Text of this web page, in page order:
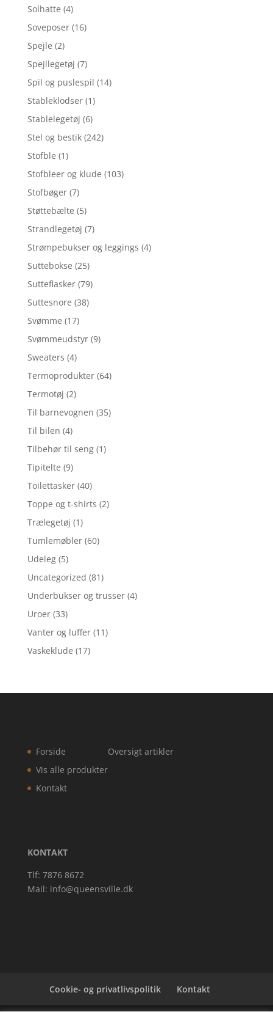
Solhatte (4)
Soveposer (16)
Spejle (2)
Spejllegetøj (7)
Spil og puslespil (14)
Stableklodser (1)
Stablelegetøj (6)
Stel og bestik (242)
Stofble (1)
Stofbleer og klude (103)
Stofbøger (7)
Støttebælte (5)
Strandlegetøj (7)
Strømpebukser og leggings (4)
Suttebokse (25)
Sutteflasker (79)
Suttesnore (38)
Svømme (17)
Svømmeudstyr (9)
Sweaters (4)
Termoprodukter (64)
Termotøj (2)
Til barnevognen (35)
Til bilen (4)
Tilbehør til seng (1)
Tipitelte (9)
Toilettasker (40)
Toppe og t-shirts (2)
Trælegetøj (1)
Tumlemøbler (60)
Udeleg (5)
Uncategorized (81)
Underbukser og trusser (4)
Uroer (33)
Vanter og luffer (11)
Vaskeklude (17)
Forside
Vis alle produkter
Kontakt
Oversigt artikler
KONTAKT
Tlf: 7876 8672
Mail: info@queensville.dk
Cookie- og privatlivspolitik Kontakt